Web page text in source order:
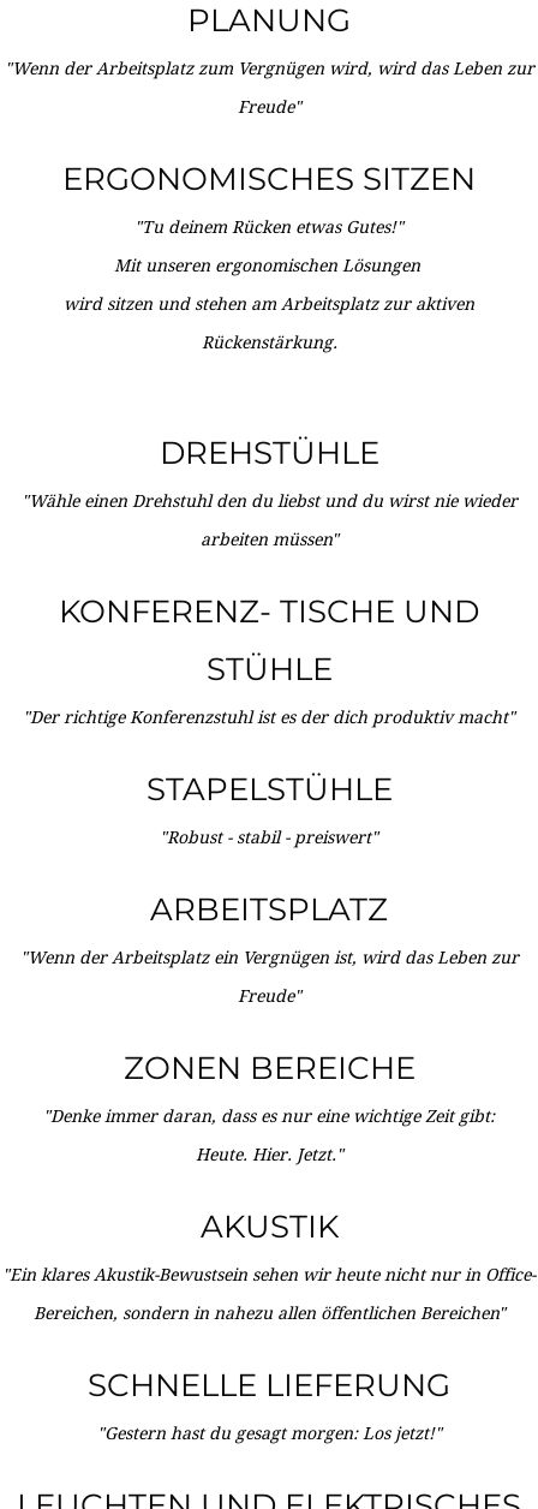
PLANUNG
"Wenn der Arbeitsplatz zum Vergnügen wird, wird das Leben zur
Freude"
ERGONOMISCHES SITZEN
"Tu deinem Rücken etwas Gutes!"
Mit unseren ergonomischen Lösungen
wird sitzen und stehen am Arbeitsplatz zur aktiven
Rückenstärkung.
DREHSTÜHLE
"Wähle einen Drehstuhl den du liebst und du wirst nie wieder
arbeiten müssen"
KONFERENZ- TISCHE UND
STÜHLE
"Der richtige Konferenzstuhl ist es der dich produktiv macht"
STAPELSTÜHLE
"Robust - stabil - preiswert"
ARBEITSPLATZ
"Wenn der Arbeitsplatz ein Vergnügen ist, wird das Leben zur
Freude"
ZONEN BEREICHE
"Denke immer daran, dass es nur eine wichtige Zeit gibt:
Heute. Hier. Jetzt."
AKUSTIK
"Ein klares Akustik-Bewustsein sehen wir heute nicht nur in Office-
Bereichen, sondern in nahezu allen öffentlichen Bereichen"
SCHNELLE LIEFERUNG
"Gestern hast du gesagt morgen: Los jetzt!"